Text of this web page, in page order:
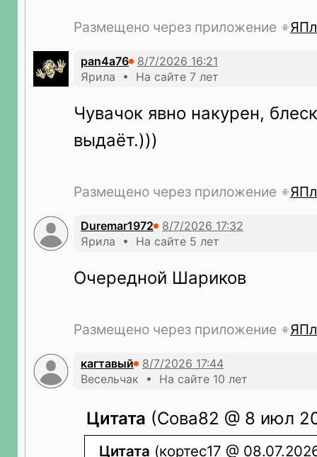
Размещено через приложение
pan4a76
Ярила • На сайте 7 лет
Чувачок явно накурен,
выдаёт.)))
Размещено через приложение
Duremar1972
Ярила • На сайте 5 лет
Очередной Шариков
Размещено через приложение
кагтавый
Весельчак • На сайте 10 лет
Цитата (Сова82 @ 8 июл
Цитата (кортес17 @